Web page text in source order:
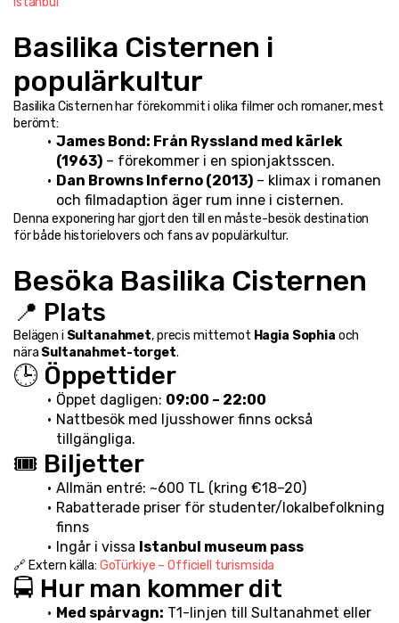
Basilika Cisternen i
populärkultur
Basilika Cisternen har förekommit i olika filmer och romaner, mest
berömt:
James Bond: Från Ryssland med kärlek
(1963) – förekommer i en spionjaktsscen.
Dan Browns Inferno (2013) – klimax i romanen
och filmadaption äger rum inne i cisternen.
Denna exponering har gjort den till en måste-besök destination
för både historielovers och fans av populärkultur.
Besöka Basilika Cisternen
📍 Plats
Belägen i Sultanahmet, precis mittemot Hagia Sophia och
nära Sultanahmet-torget.
🕒 Öppettider
Öppet dagligen: 09:00 – 22:00
Nattbesök med ljusshower finns också
tillgängliga.
🎟️ Biljetter
Allmän entré: ~600 TL (kring €18–20)
Rabatterade priser för studenter/lokalbefolkning
finns
Ingår i vissa Istanbul museum pass
🔗 Extern källa: GoTürkiye – Officiell turismsida
🚍 Hur man kommer dit
Med spårvagn: T1-linjen till Sultanahmet eller